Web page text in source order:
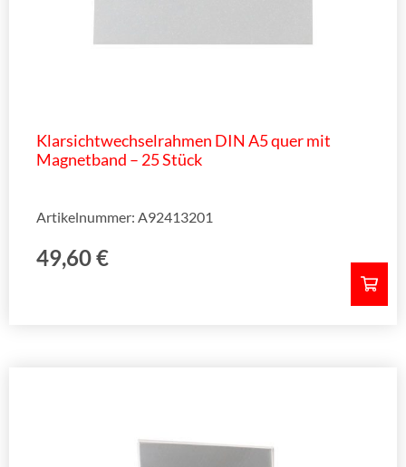
Klarsichtwechselrahmen DIN A5 quer mit
Magnetband – 25 Stück
49,60€
Artikelnummer: A92413201